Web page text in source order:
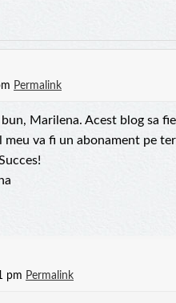
Permalink
Marilena. Acest blog sa
va fi un abonament pe
pm Permalink